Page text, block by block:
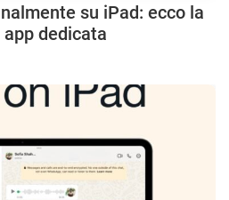
su iPad: ecco la
app dedicata